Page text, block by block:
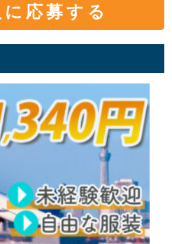
応募する